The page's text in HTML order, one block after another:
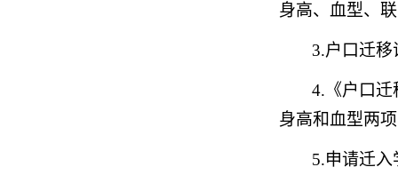
身高、血型、
3.户口迁
4.《户口
身高和血型两
5.申请迁